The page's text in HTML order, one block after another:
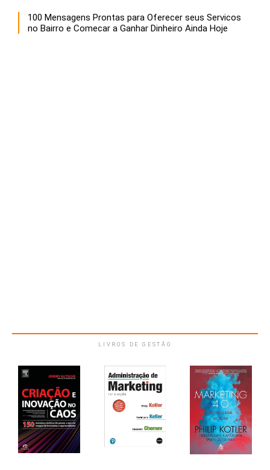
100 Mensagens Prontas para Oferecer seus Servicos
no Bairro e Comecar a Ganhar Dinheiro Ainda Hoje
LIVROS DE GESTÃO